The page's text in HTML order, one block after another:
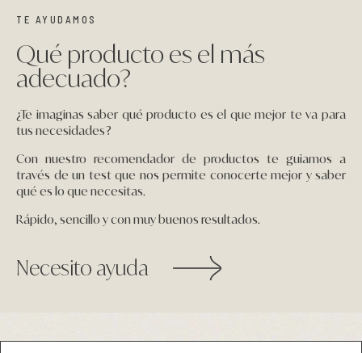
TE AYUDAMOS
Qué producto es el más
adecuado?
¿Te imaginas saber qué producto es el que mejor te va para
tus necesidades?
Con nuestro recomendador de productos te guiamos a
través de un test que nos permite conocerte mejor y saber
qué es lo que necesitas.
Rápido, sencillo y con muy buenos resultados.
Necesito ayuda